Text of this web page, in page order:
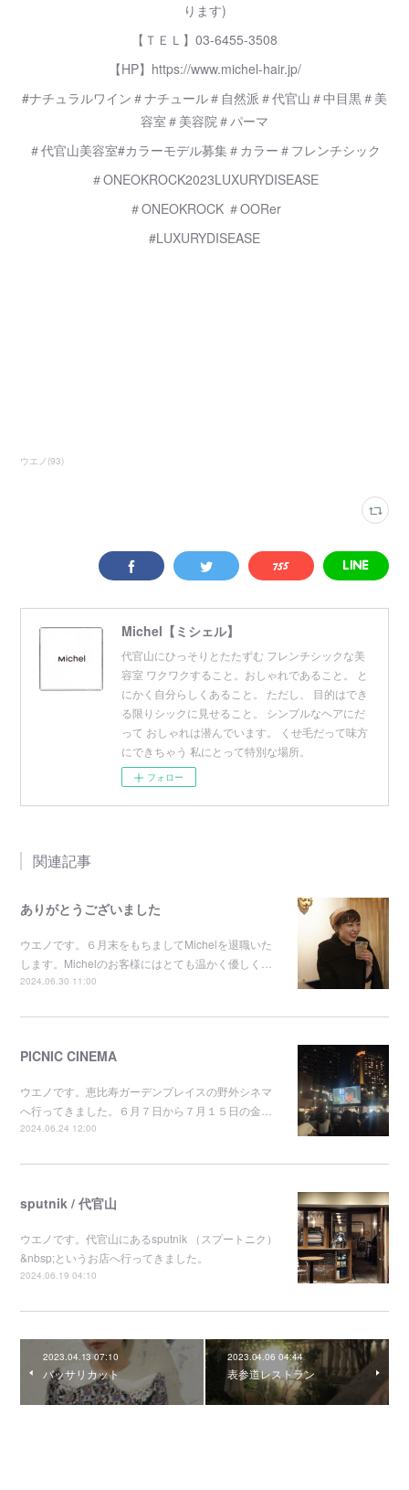
ります)
【ＴＥＬ】03-6455-3508
【HP】https://www.michel-hair.jp/
#ナチュラルワイン＃ナチュール＃自然派＃代官山＃中目黒＃美
容室＃美容院＃パーマ
＃代官山美容室#カラーモデル募集＃カラー＃フレンチシック
＃ONEOKROCK2023LUXURYDISEASE
＃ONEOKROCK ＃OORer
#LUXURYDISEASE
ウエノ (93)
Michel【ミシェル】
代官山にひっそりとたたずむ フレンチシックな美
容室 ワクワクすること。おしゃれであること。 と
にかく自分らしくあること。 ただし、 目的はでき
る限りシックに見せること。 シンプルなヘアにだ
って おしゃれは潜んでいます。 くせ毛だって味方
にできちゃう 私にとって特別な場所。
フォロー
関連記事
ありがとうございました
ウエノです。６月末をもちましてMichelを退職いた
します。Michelのお客様にはとても温かく優しく…
2024.06.30 11:00
PICNIC CINEMA
ウエノです。恵比寿ガーデンプレイスの野外シネマ
へ行ってきました。６月７日から７月１５日の金…
2024.06.24 12:00
sputnik / 代官山
ウエノです。代官山にあるsputnik （スプートニク）
&nbsp;というお店へ行ってきました。
2024.06.19 04:10
2023.04.13 07:10
バッサリカット
2023.04.06 04:44
表参道レストラン